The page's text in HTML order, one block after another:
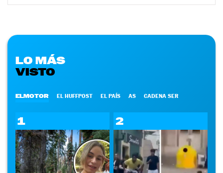
LO MÁS
VISTO
ELMOTOR EL HUFFPOST EL PAÍS AS CADENA SER
1 2